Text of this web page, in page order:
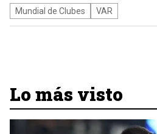
Mundial de Clubes VAR
Lo más visto